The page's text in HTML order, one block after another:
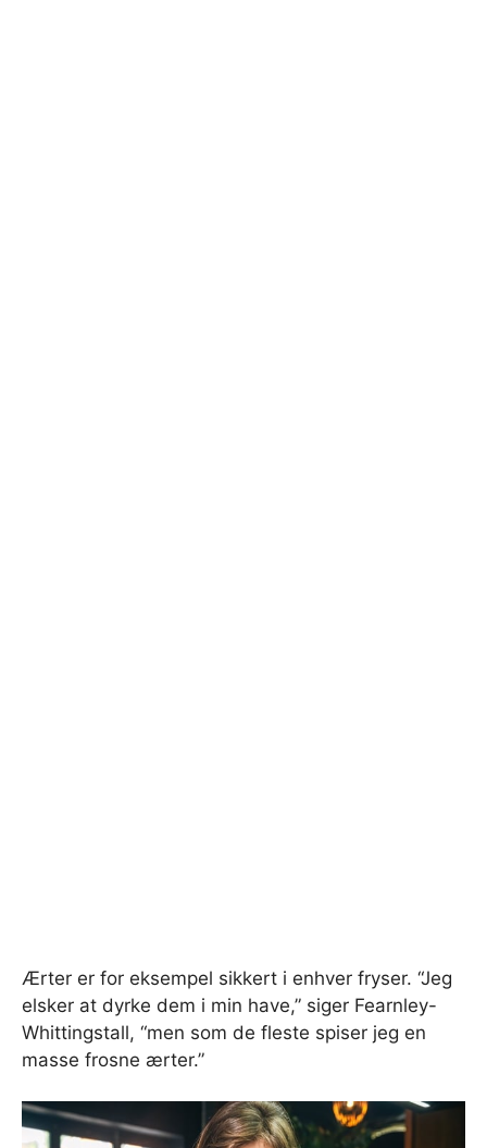
Ærter er for eksempel sikkert i enhver fryser. “Jeg
elsker at dyrke dem i min have,” siger Fearnley-
Whittingstall, “men som de fleste spiser jeg en
masse frosne ærter.”